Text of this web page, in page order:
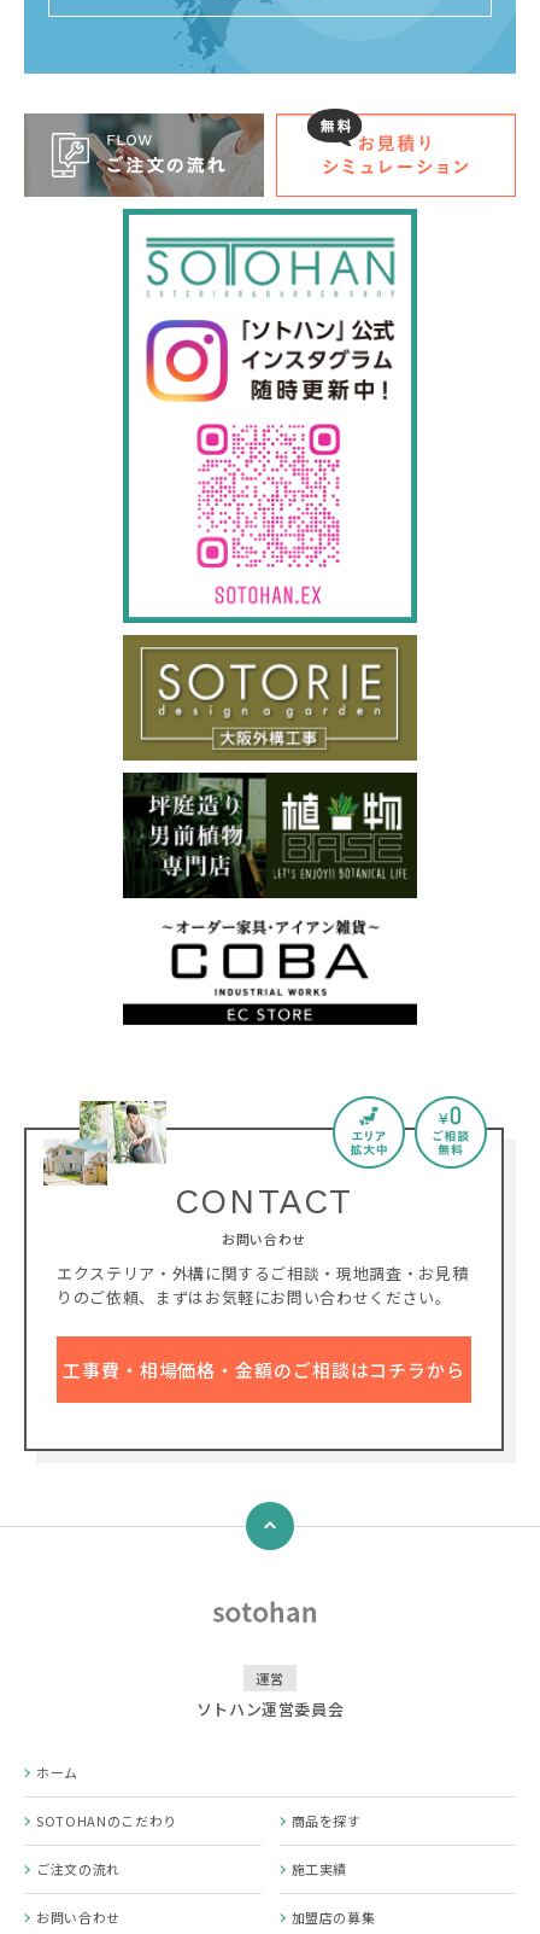
CONTACT
お問い合わせ
エクステリア・外構に関するご相談・現地調査・お見積
りのご依頼、
まずはお気軽にお問い合わせください。
工事費・相場価格・金額のご相談はコチラから
↑
運営
ソトハン運営委員会
ホーム
SOTOHANのこだわり 商品を探す
ご注文の流れ 施工実績
お問い合わせ 加盟店の募集